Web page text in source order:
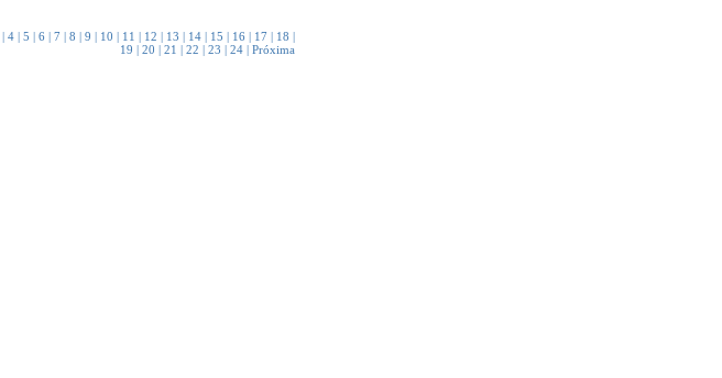
| 4 | 5 | 6 | 7 | 8 | 9 | 10 | 11 | 12 | 13 | 14 | 15 | 16 | 17 | 18 |
19 | 20 | 21 | 22 | 23 | 24 | Próxima